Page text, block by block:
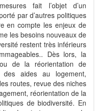
fait l’objet d’un
par d’autres politiques
en compte les enjeux de
les besoins nouveaux de
restent très inférieurs
Dès lors, la
de la réorientation de
des aides au logement,
routes, revue des niches
réorientation de la
de biodiversité. En